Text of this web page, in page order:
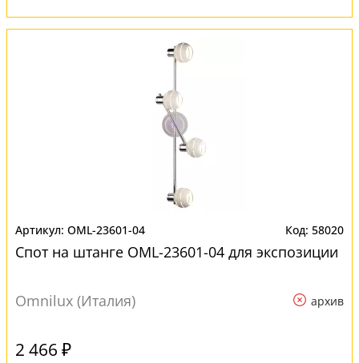
OML-23601-04 58020
Спот на штанге OML-23601-04 для экспозиции
Omnilux (Италия) архив
2 466 ₽